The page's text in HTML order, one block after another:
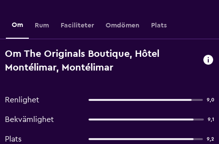
Om Rum Faciliteter Omdömen Plats
Om The Originals Boutique, Hôtel
Montélimar, Montélimar
Renlighet 9,0
Bekvämlighet 9,1
Plats 9,2